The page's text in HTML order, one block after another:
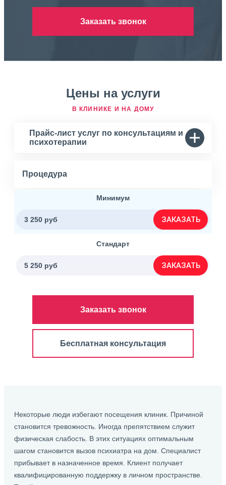
Заказать звонок
Цены на услуги
В КЛИНИКЕ И НА ДОМУ
Прайс-лист услуг по консультациям и
психотерапии
Процедура
Минимум
3 250 руб ЗАКАЗАТЬ
Стандарт
5 250 руб ЗАКАЗАТЬ
Заказать звонок
Бесплатная консультация
Некоторые люди избегают посещения клиник. Причиной
становится тревожность. Иногда препятствием служит
физическая слабость. В этих ситуациях оптимальным
шагом становится вызов психиатра на дом. Специалист
прибывает в назначенное время. Клиент получает
квалифицированную поддержку в личном пространстве.